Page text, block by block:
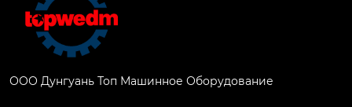
ООО Дунгуань Топ Машинное Оборудование